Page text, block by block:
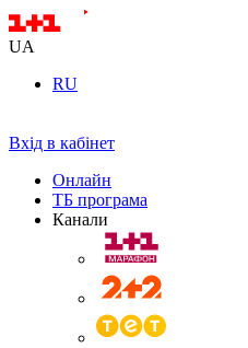
UA
RU
Вхід в кабінет
Онлайн
ТБ програма
Канали